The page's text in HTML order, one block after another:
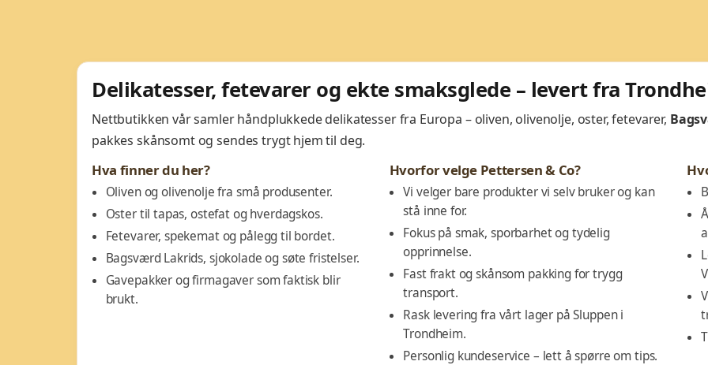
Delikatesser, fetevarer og ekte smaksglede – levert fra
Nettbutikken vår samler håndplukkede delikatesser fra Europa – oliven, olivenolje, oster, fetevarer,
pakkes skånsomt og sendes trygt hjem til deg.
Hva finner du her?
Oliven og olivenolje fra små produsenter.
Oster til tapas, ostefat og hverdagskos.
Fetevarer, spekemat og pålegg til bordet.
Bagsværd Lakrids, sjokolade og søte fristelser.
Gavepakker og firmagaver som faktisk blir
brukt.
Hvorfor velge Pettersen & Co?
Vi velger bare produkter vi selv bruker og kan
stå inne for.
Fokus på smak, sporbarhet og tydelig
opprinnelse.
Fast frakt og skånsom pakking for trygg
transport.
Rask levering fra vårt lager på Sluppen i
Trondheim.
Personlig kundeservice – lett å spørre om tips.